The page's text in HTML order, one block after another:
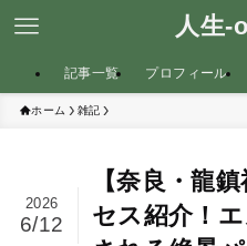
人生-
記事一覧 プロフィール
ホーム 雑記
【奈良・龍
セス紹介！
2026
6/12